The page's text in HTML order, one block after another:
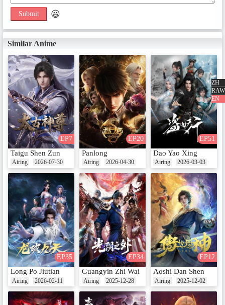
ZH
RAW
EN
Date：Aug 2, 2022
EP17 树中之鬼
Date：Aug 8, 2022
EP18 雕虫小技
Date：Aug 9, 2022
EP19 一剑挽星河
Date：Aug 15, 2022
EP20 替天行道
Date：Aug 16, 2022
EP21
Date：
Submit 😃
Similar Anime
EP7
Taigu Shen Zun
Airing 2026-07-30
EP20
Panlong
Airing 2026-04-30
EP51
Dao Yao Xing
Airing 2026-03-03
EP35
Long Po Jiutian
Airing 2026-02-11
EP34
Guangyin Zhi Wai
Airing 2025-12-28
EP12
Aoshi Dan Shen
Airing 2025-12-02